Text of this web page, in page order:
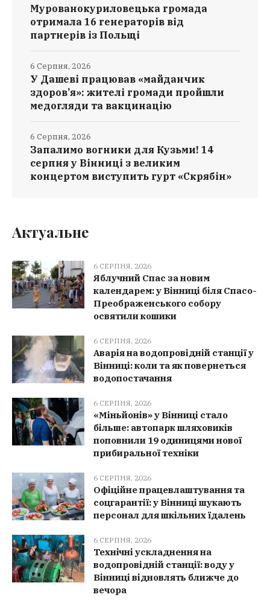
Мурованокуриловецька громада
отримала 16 генераторів від
партнерів із Польщі
У Дашеві працював «майданчик
здоров’я»: жителі громади пройшли
медогляди та вакцинацію
6 Серпня, 2026
Запалимо вогники для Кузьми! 14
серпня у Вінниці з великим
концертом виступить гурт «Скрябін»
6 Серпня, 2026
Актуальне
6 СЕРПНЯ, 2026
Яблучний Спас за новим
календарем: у Вінниці біля Спасо-
Преображенського собору
освятили кошики
6 СЕРПНЯ, 2026
Аварія на водопровідній станції у
Вінниці: коли та як повернеться
водопостачання
6 СЕРПНЯ, 2026
«Міньйонів» у Вінниці стало
більше: автопарк шляховиків
поповнили 19 одиницями нової
прибиральної техніки
6 СЕРПНЯ, 2026
Офіційне працевлаштування та
соцгарантії: у Вінниці шукають
персонал для шкільних їдалень
6 СЕРПНЯ, 2026
Технічні ускладнення на
водопровідній станції: воду у
Вінниці відновлять ближче до
вечора